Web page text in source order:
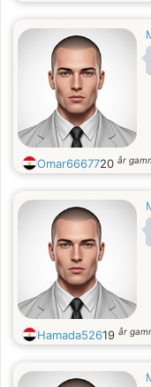
Omar6667720 år
Hamada52619 år